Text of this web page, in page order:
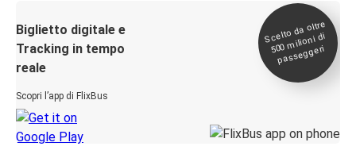
Biglietto digitale e
Tracking in tempo
reale
Scopri l’app di FlixBus
Scelto da oltre
500
milioni di
passeggeri